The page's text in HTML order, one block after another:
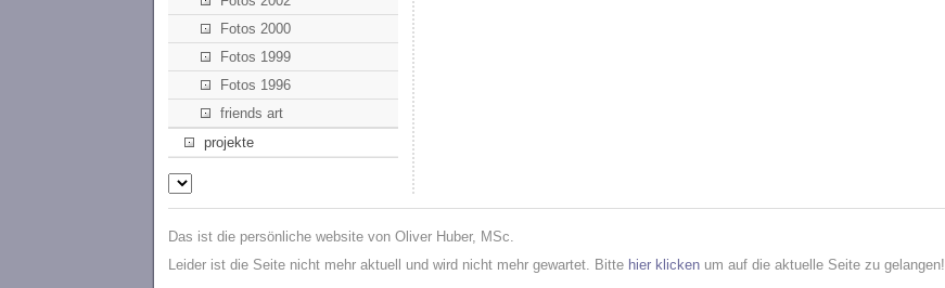
Fotos 2000
Fotos 1999
Fotos 1996
friends art
projekte
Das ist die persönliche website von Oliver Huber, MSc.
Leider ist die Seite nicht mehr aktuell und wird nicht mehr gewartet. Bitte hier klicken um auf die aktuelle Seite zu gelangen!